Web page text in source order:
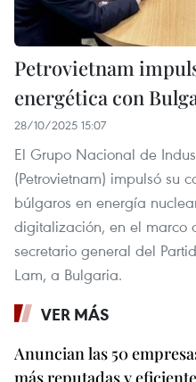
Petrovietnam
energética con
28/10/2025 15:07
El Grupo Nacional de
(Petrovietnam) impulsó su
búlgaros en energía
digitalización, en el marco
secretario general del
Lam, a Bulgaria.
VER MÁS
Anuncian las 50
más reputadas y